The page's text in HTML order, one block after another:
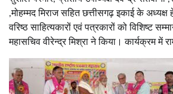
,मोहम्मद मिराज सहित छत्तीसगढ़ इकाई के
वरिष्ठ साहित्यकारों एवं पत्रकारों को विशिष्ट
महासचिव वीरेन्द्र मिश्रा ने किया। कार्यक्रम में